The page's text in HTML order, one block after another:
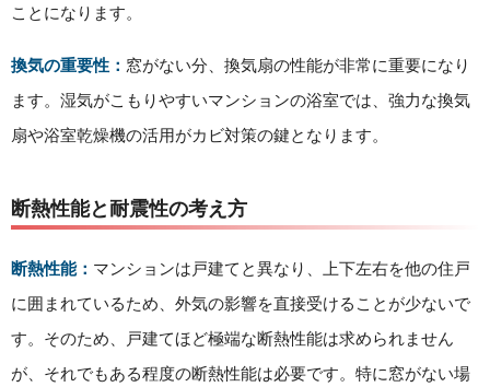
ことになります。
換気の重要性： 窓がない分、換気扇の性能が非常に重要になり
ます。湿気がこもりやすいマンションの浴室では、強力な換気
扇や浴室乾燥機の活用がカビ対策の鍵となります。
断熱性能と耐震性の考え方
断熱性能： マンションは戸建てと異なり、上下左右を他の住戸
に囲まれているため、外気の影響を直接受けることが少ないで
す。そのため、戸建てほど極端な断熱性能は求められません
が、それでもある程度の断熱性能は必要です。特に窓がない場